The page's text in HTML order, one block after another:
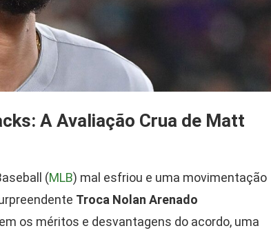
A Avaliação Crua de Matt
(MLB) mal esfriou e uma movimentação
Troca Nolan Arenado
os méritos e desvantagens do acordo, uma